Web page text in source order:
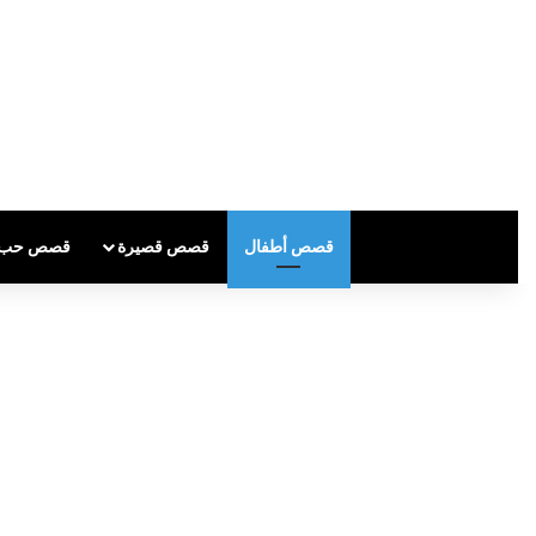
قصص أطفال قصص قصيرة قصص